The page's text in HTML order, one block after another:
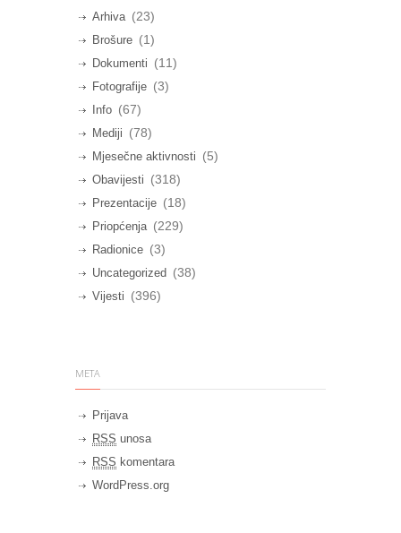
Arhiva (23)
Brošure (1)
Dokumenti (11)
Fotografije (3)
Info (67)
Mediji (78)
Mjesečne aktivnosti (5)
Obavijesti (318)
Prezentacije (18)
Priopćenja (229)
Radionice (3)
Uncategorized (38)
Vijesti (396)
META
Prijava
RSS unosa
RSS komentara
WordPress.org